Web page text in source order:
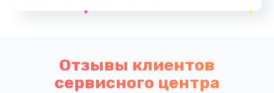
Отзывы клиентов
сервисного центра